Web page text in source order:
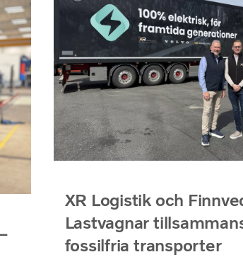
XR Logistik och
Lastvagnar
fossilfria transporter